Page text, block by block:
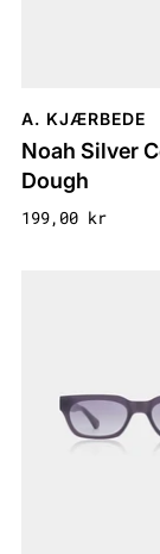
A. KJÆRBEDE
Noah Silver
Dough
199,00 kr